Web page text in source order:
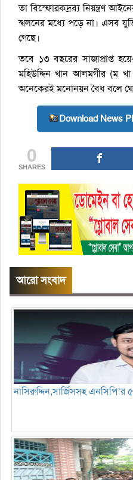
তা বিস্ফোরকদ্রব্য নিয়ন্ত্রণ
স্খলনের মধ্যে পড়ে না। এসব
গেছে।
তবে ১৩ বছরের সাজাপ্রাপ্ত
মহিউদ্দিন খান আলমগীর (ম
অনেকেরই মনোনয়ন বৈধ বলে
Download News
0
SHARES
আরো সংবাদ
নাসিরুদ্দিন,সার্জিসসহ এনসিপি’র